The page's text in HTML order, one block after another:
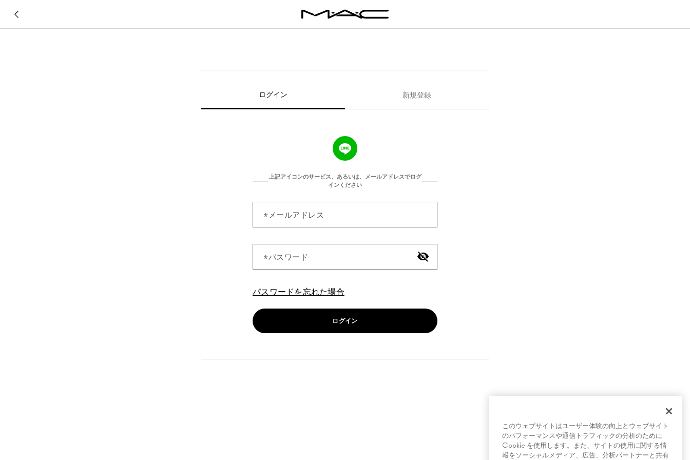
ログイン 新規登録
上記アイコンのサービス、あるいは、メールアドレスでログ
インください
メールアドレス
パスワード
パスワードを忘れた場合
ログイン
このウェブサイトはユーザー体験の向上とウェブサイト
のパフォーマンスや通信トラフィックの分析のために
Cookie を使用します。また、サイトの使用に関する情
報をソーシャルメディア、広告、分析パートナーと共有